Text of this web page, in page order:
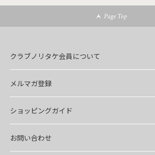
Page Top
クラブノリタケ会員について
メルマガ登録
ショッピングガイド
お問い合わせ